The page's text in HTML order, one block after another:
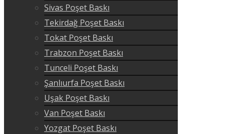
Sivas Poşet Baskı
Tekirdağ Poşet Baskı
Tokat Poşet Baskı
Trabzon Poşet Baskı
Tunceli Poşet Baskı
Şanlıurfa Poşet Baskı
Uşak Poşet Baskı
Van Poşet Baskı
Yozgat Poşet Baskı